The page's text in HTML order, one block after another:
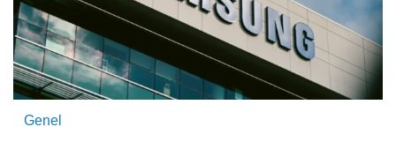
Genel